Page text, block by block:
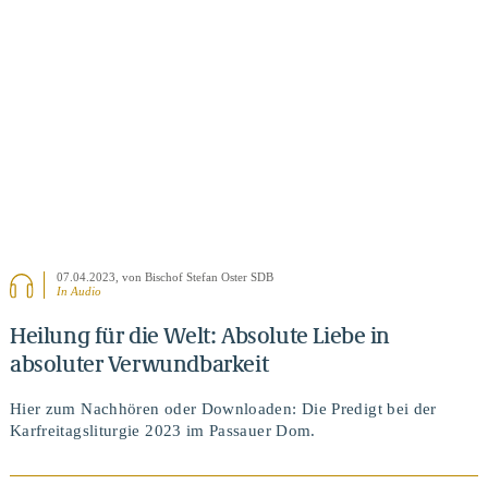
07.04.2023 , von Bischof Stefan Oster SDB
In Audio
Heilung für die Welt: Absolute Liebe in
absoluter Verwundbarkeit
Hier zum Nachhören oder Downloaden: Die Predigt bei der
Karfreitagsliturgie 2023 im Passauer Dom.